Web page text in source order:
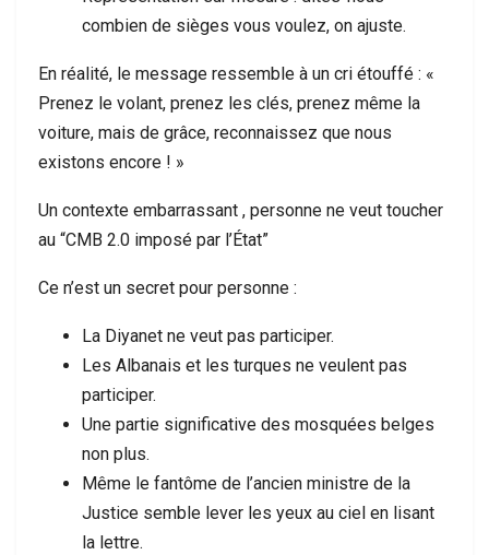
combien de sièges vous voulez, on ajuste.
En réalité, le message ressemble à un cri étouffé : «
Prenez le volant, prenez les clés, prenez même la
voiture, mais de grâce, reconnaissez que nous
existons encore ! »
Un contexte embarrassant , personne ne veut toucher
au “CMB 2.0 imposé par l’État”
Ce n’est un secret pour personne :
La Diyanet ne veut pas participer.
Les Albanais et les turques ne veulent pas
participer.
Une partie significative des mosquées belges
non plus.
Même le fantôme de l’ancien ministre de la
Justice semble lever les yeux au ciel en lisant
la lettre.